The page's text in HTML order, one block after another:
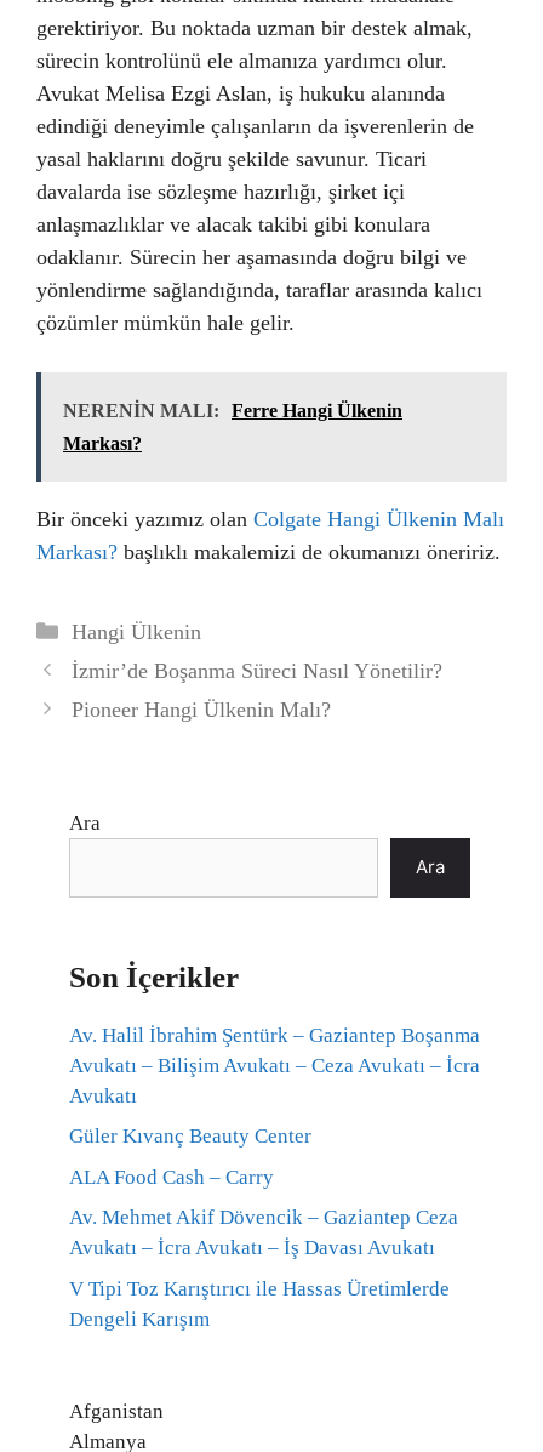
gerektiriyor. Bu noktada uzman bir destek almak,
sürecin kontrolünü ele almanıza yardımcı olur.
Avukat Melisa Ezgi Aslan, iş hukuku alanında
edindiği deneyimle çalışanların da işverenlerin de
yasal haklarını doğru şekilde savunur. Ticari
davalarda ise sözleşme hazırlığı, şirket içi
anlaşmazlıklar ve alacak takibi gibi konulara
odaklanır. Sürecin her aşamasında doğru bilgi ve
yönlendirme sağlandığında, taraflar arasında kalıcı
çözümler mümkün hale gelir.
NERENİN MALI:
Ferre Hangi Ülkenin
Markası?
Bir önceki yazımız olan Colgate Hangi Ülkenin Malı
Markası? başlıklı makalemizi de okumanızı öneririz.
Kategoriler
Hangi Ülkenin
İzmir’de Boşanma Süreci Nasıl Yönetilir?
Pioneer Hangi Ülkenin Malı?
Ara
Ara
Son İçerikler
Av. Halil İbrahim Şentürk – Gaziantep Boşanma
Avukatı – Bilişim Avukatı – Ceza Avukatı – İcra
Avukatı
Güler Kıvanç Beauty Center
ALA Food Cash – Carry
Av. Mehmet Akif Dövencik – Gaziantep Ceza
Avukatı – İcra Avukatı – İş Davası Avukatı
V Tipi Toz Karıştırıcı ile Hassas Üretimlerde
Dengeli Karışım
Afganistan
Almanya